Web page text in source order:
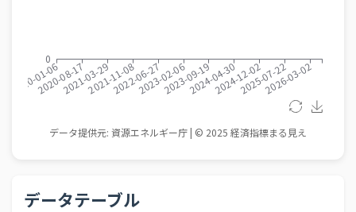
データテーブル